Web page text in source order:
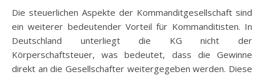
Die steuerlichen Aspekte der Kommanditgesellschaft sind
ein weiterer bedeutender Vorteil für Kommanditisten. In
Deutschland unterliegt die KG nicht der
Körperschaftsteuer, was bedeutet, dass die Gewinne
direkt an die Gesellschafter weitergegeben werden. Diese